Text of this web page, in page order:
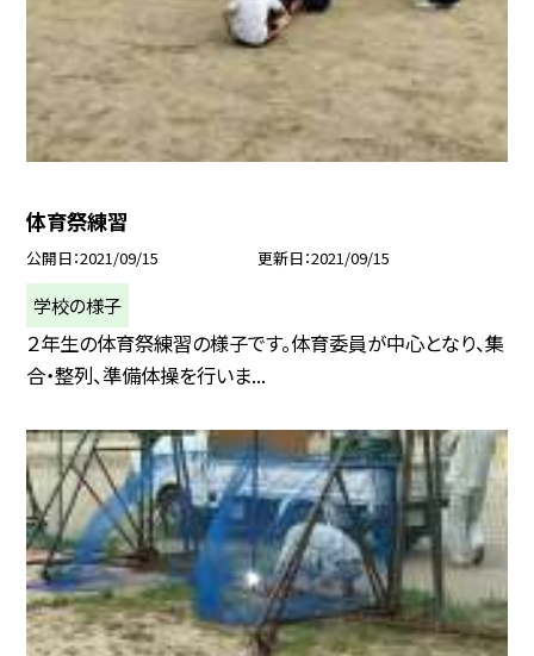
体育祭練習
公開日 2021/09/15 更新日 2021/09/15
学校の様子
２年生の体育祭練習の様子です。体育委員が中心となり、集
合・整列、準備体操を行いま...